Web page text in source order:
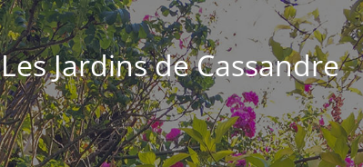
Les Jardins de Cassandre